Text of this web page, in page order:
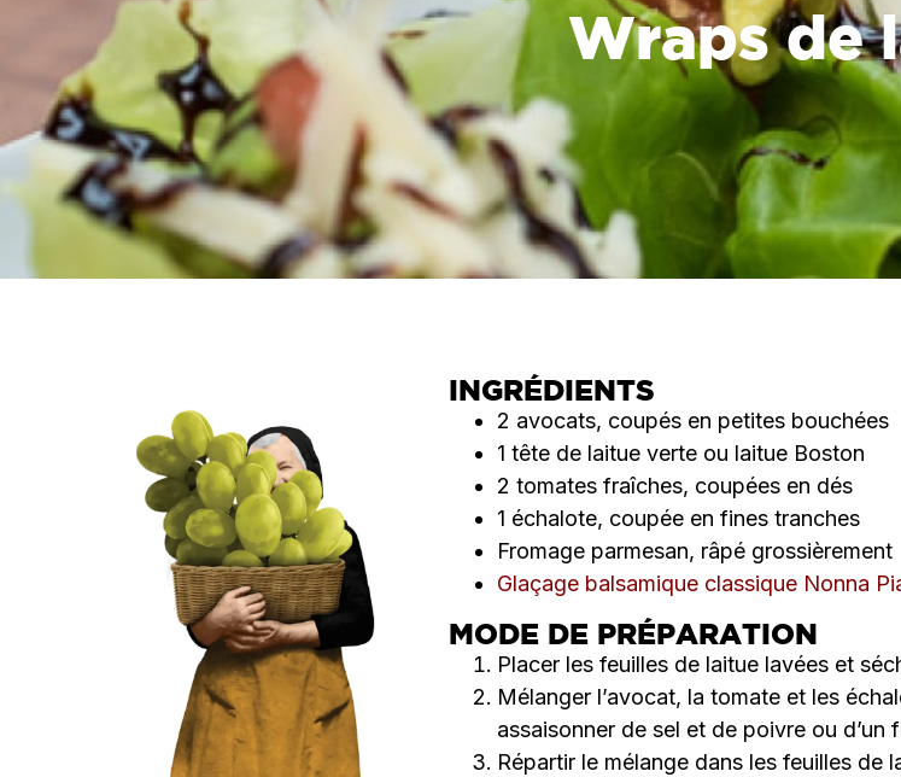
Wraps de
INGRÉDIENTS
2 avocats, coupés en petites bouchées
1 tête de laitue verte ou laitue Boston
2 tomates fraîches, coupées en dés
1 échalote, coupée en fines tranches
Fromage parmesan, râpé grossièrement
Glaçage balsamique classique Nonna
MODE DE PRÉPARATION
Placer les feuilles de laitue lavées et
Mélanger l’avocat, la tomate et les
assaisonner de sel et de poivre ou d’un
Répartir le mélange dans les feuilles de